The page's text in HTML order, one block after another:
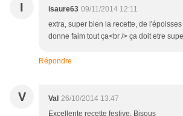
I isaure63 09/11/2014 12:11
extra, super bien la recette, de
donne faim tout ça<br /> ça doit etre
Répondre
V Val 26/10/2014 13:47
Excellente recette festive. Bisous